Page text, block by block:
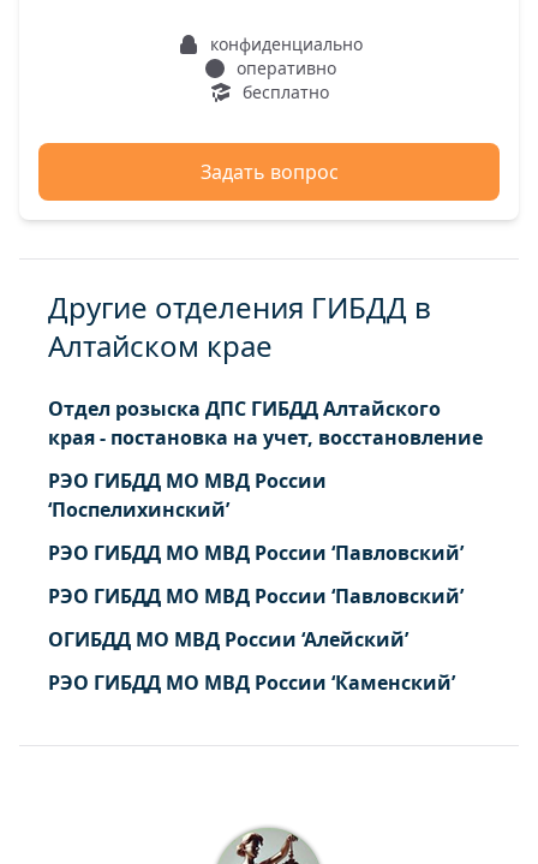
конфиденциально
оперативно
бесплатно
Задать вопрос
Другие отделения ГИБДД в
Алтайском крае
Отдел розыска ДПС ГИБДД Алтайского
края - постановка на учет, восстановление
РЭО ГИБДД МО МВД России
‘Поспелихинский’
РЭО ГИБДД МО МВД России ‘Павловский’
РЭО ГИБДД МО МВД России ‘Павловский’
ОГИБДД МО МВД России ‘Алейский’
РЭО ГИБДД МО МВД России ‘Каменский’